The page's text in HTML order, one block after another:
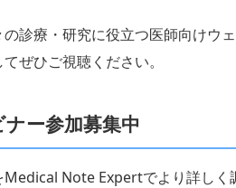
診療・研究に役立つ医師向けウ
ぜひご視聴ください。
ー参加募集中
Medical Note Expertでより詳しく